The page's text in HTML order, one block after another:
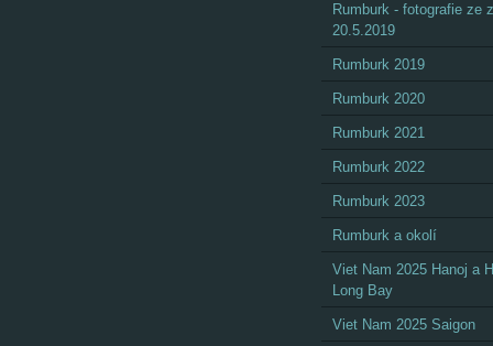
Rumburk - fotografie ze
20.5.2019
Rumburk 2019
Rumburk 2020
Rumburk 2021
Rumburk 2022
Rumburk 2023
Rumburk a okolí
Viet Nam 2025 Hanoj a
Long Bay
Viet Nam 2025 Saigon